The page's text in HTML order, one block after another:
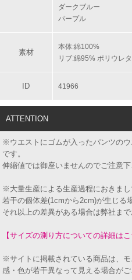
ダークブルー
パープル
素材
本体:綿100%
リブ:綿95% ポリウレ
ID 41966
ATTENTION
※ウエストにゴムが入ったパンツの
です。
伸縮値では御座いませんのでご注意下
※大量生産による生産過程におきまし
若干の個体差(1cmから2cm)が生じる
それ以上の差異がある場合は弊社まで
【サイズの測り方についての詳細はこ
※サイトに掲載されている商品は、
感・色が若干異なって見える場合がご